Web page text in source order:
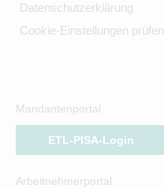
Datenschutzerklärung
Cookie-Einstellungen prüfen
Mandantenportal
ETL-PISA-Login
Arbeitnehmerportal